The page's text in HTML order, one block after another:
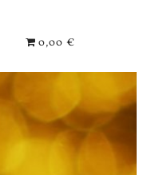
0,00 €